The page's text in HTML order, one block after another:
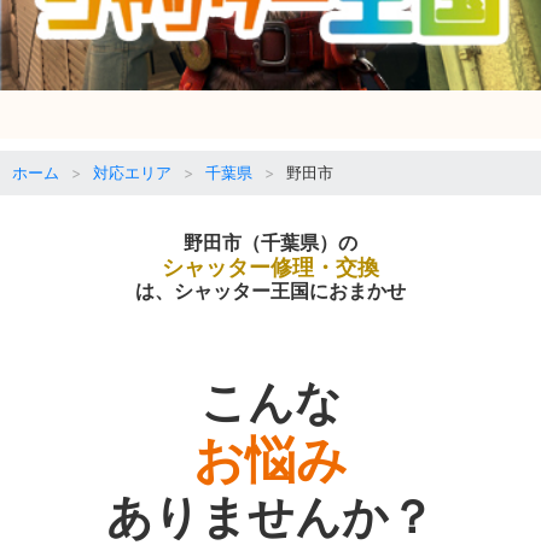
ホーム 対応エリア 千葉県 野田市
野田市（千葉県）の
シャッター修理・交換
は、シャッター王国におまかせ
こんな
お悩み
ありませんか？